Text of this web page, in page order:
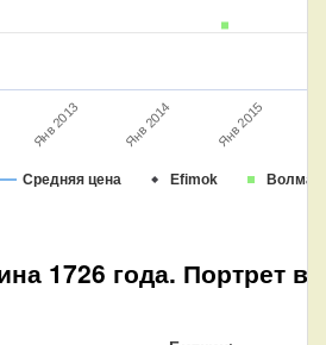
Средняя цена Efimok Волмар
Янв 2013 Янв 2014 Янв 2015
1726 года. Портрет